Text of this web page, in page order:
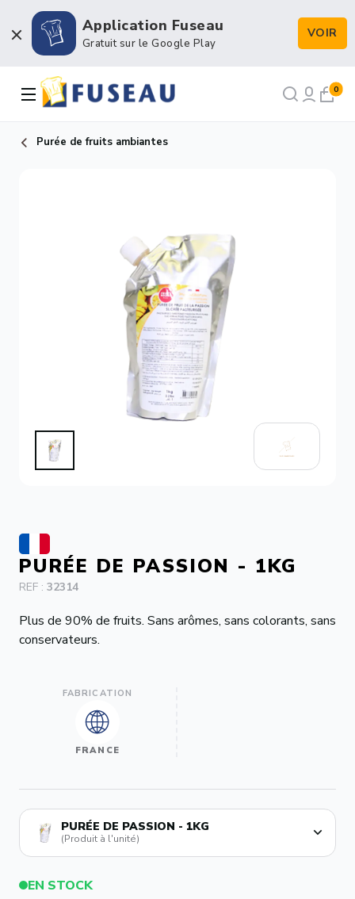
Application Fuseau
Gratuit sur le Google Play
VOIR
Boulangerie / Viennoiserie
Pâtisserie / Chocolaterie
NOTRE FORCE DE VENTE
0
Purée de fruits ambiantes
PURÉE DE PASSION - 1KG
REF : 32314
Plus de 90% de fruits. Sans arômes, sans colorants, sans
conservateurs.
FABRICATION
FRANCE
PURÉE DE PASSION - 1KG
(Produit à l'unité)
EN STOCK